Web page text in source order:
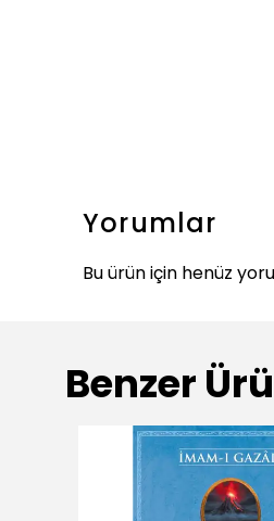
Yorumlar
Bu ürün için henüz
Benzer